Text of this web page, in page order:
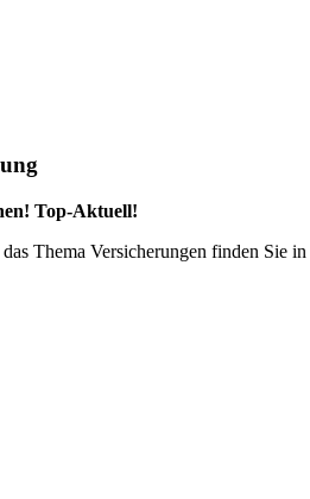
Top-Aktuell!
Thema Versicherungen finden Sie